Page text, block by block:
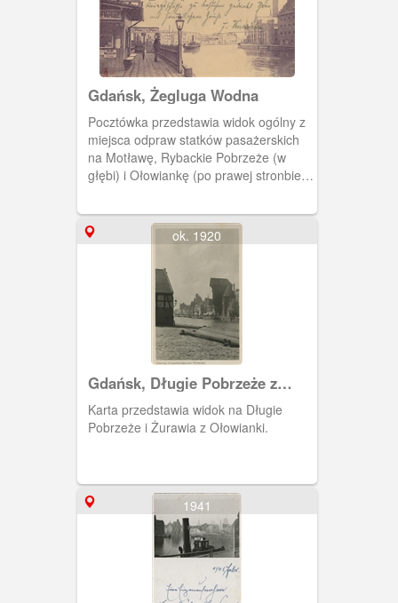
Gdańsk, Żegluga Wodna
Pocztówka przedstawia widok ogólny z
miejsca odpraw statków pasażerskich
na Motławę, Rybackie Pobrzeże (w
głębi) i Ołowiankę (po prawej stronbie
ok. 1920
Gdańsk, Długie Pobrzeże z
Żurawiem
Karta przedstawia widok na Długie
Pobrzeże i Żurawia z Ołowianki.
1941